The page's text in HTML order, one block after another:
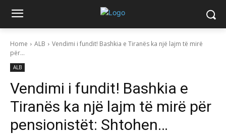
Home ALB
Vendimi i fundit! Bashkia e Tiranës ka një lajm të mirë
për...
ALB
Vendimi i fundit! Bashkia e
Tiranës ka një lajm të mirë për
pensionistët: Shtohen…